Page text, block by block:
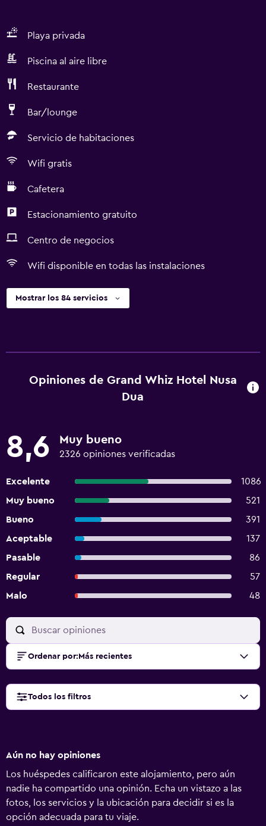
Playa privada
Piscina al aire libre
Restaurante
Bar/lounge
Servicio de habitaciones
Wifi gratis
Cafetera
Estacionamiento gratuito
Centro de negocios
Wifi disponible en todas las instalaciones
Mostrar los 84 servicios
Opiniones de Grand Whiz Hotel Nusa
Dua
8,6 Muy bueno
2326 opiniones verificadas
Excelente
1086
Muy bueno
521
Bueno
391
Aceptable
137
Pasable
86
Regular
57
Malo
48
Ordenar por: Más recientes
Todos los filtros
Aún no hay opiniones
Los huéspedes calificaron este alojamiento, pero aún
nadie ha compartido una opinión. Echa un vistazo a las
fotos, los servicios y la ubicación para decidir si es la
opción adecuada para tu viaje.